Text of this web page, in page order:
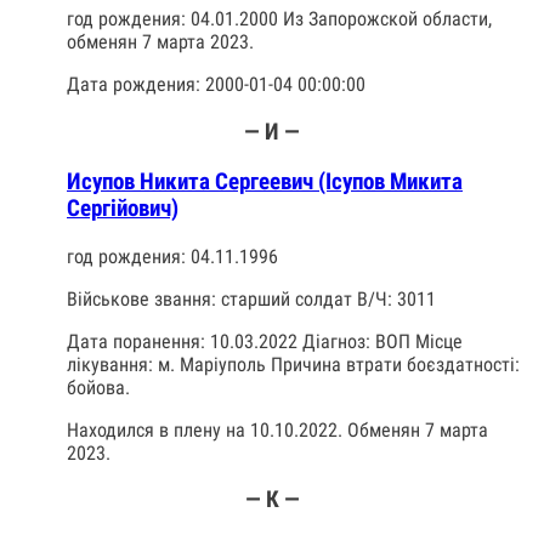
год рождения: 04.01.2000 Из Запорожской области,
обменян 7 марта 2023.
Дата рождения: 2000-01-04 00:00:00
— И —
Исупов Никита Сергеевич (Ісупов Микита
Сергійович)
год рождения: 04.11.1996
Військове звання: старший солдат В/Ч: 3011
Дата поранення: 10.03.2022 Діагноз: ВОП Місце
лікування: м. Маріуполь Причина втрати боєздатності:
бойова.
Находился в плену на 10.10.2022. Обменян 7 марта
2023.
— К —